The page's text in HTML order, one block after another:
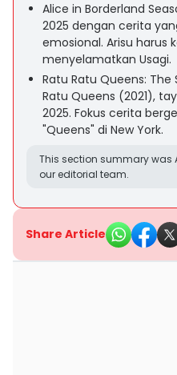
Alice in Borderland
2025 dengan cerita
emosional. Arisu harus
menyelamatkan Usagi.
Ratu Ratu Queens: The
Ratu Queens (2021),
2025. Fokus cerita
"Queens" di New York.
This section summary was
our editorial team.
Share Article